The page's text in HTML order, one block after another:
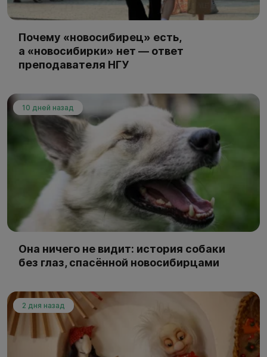
Почему «новосибирец» есть,
а «новосибирки» нет — ответ
преподавателя НГУ
10 дней назад
Она ничего не видит: история собаки
без глаз, спасённой новосибирцами
2 дня назад